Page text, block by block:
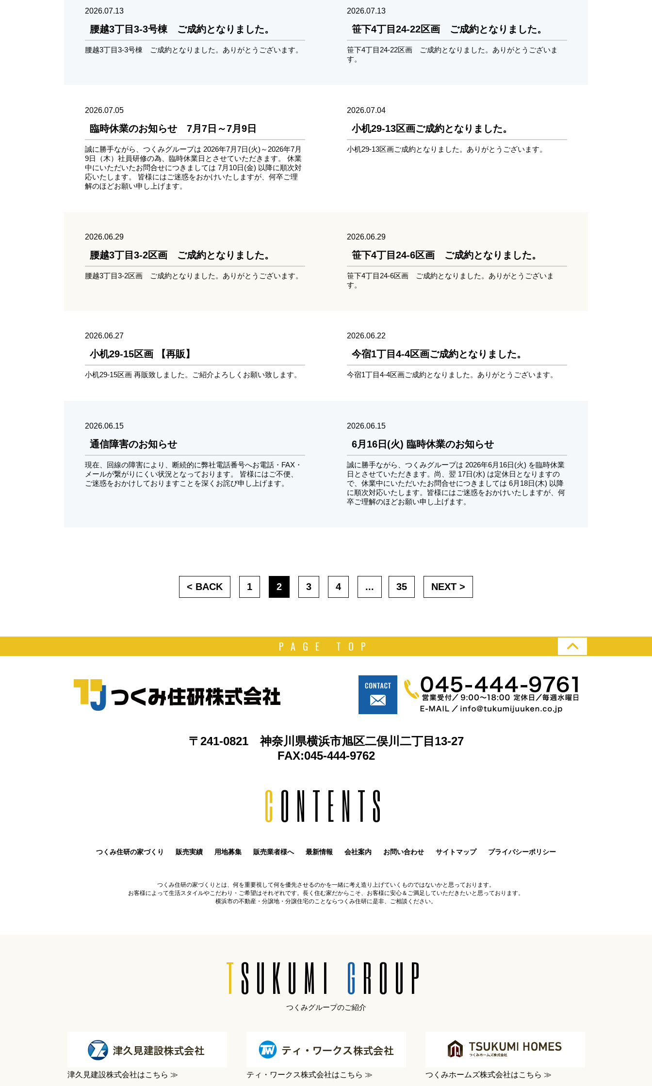
2026.07.13
腰越3丁目3-3号棟 ご成約となりました。
腰越3丁目3-3号棟 ご成約となりました。ありがとうございます。
2026.07.13
笹下4丁目24-22区画 ご成約となりました。
笹下4丁目24-22区画 ご成約となりました。ありがとうございま
す。
2026.07.05
臨時休業のお知らせ 7月7日～7月9日
誠に勝手ながら、つくみグループは 2026年7月7日(火)～2026年7月
9日（木）社員研修の為、臨時休業日とさせていただきます。 休業
中にいただいたお問合せにつきましては 7月10日(金) 以降に順次対
応いたします。ㅤㅤㅤ 皆様にはご迷惑をおかけいたしますが、何卒ご理
解のほどお願い申し上げます。
2026.07.04
小机29-13区画ご成約となりました。
小机29-13区画ご成約となりました。ありがとうございます。
2026.06.29
腰越3丁目3-2区画 ご成約となりました。
腰越3丁目3-2区画 ご成約となりました。ありがとうございます。
2026.06.29
笹下4丁目24-6区画 ご成約となりました。
笹下4丁目24-6区画 ご成約となりました。ありがとうございま
す。
2026.06.27
小机29-15区画 【再販】
小机29-15区画 再販致しました。ご紹介よろしくお願い致します。
2026.06.22
今宿1丁目4-4区画ご成約となりました。
今宿1丁目4-4区画ご成約となりました。ありがとうございます。
2026.06.15
通信障害のお知らせ
現在、回線の障害により、断続的に弊社電話番号へお電話・FAX・
メールが繋がりにくい状況となっております。 皆様にはご不便、
ご迷惑をおかけしておりますことを深くお詫び申し上げます。
2026.06.15
6月16日(火) 臨時休業のお知らせ
誠に勝手ながら、つくみグループは 2026年6月16日(火) を臨時休業
日とさせていただきます。尚、翌 17日(水) は定休日となりますの
で、休業中にいただいたお問合せにつきましては 6月18日(木) 以降
に順次対応いたします。ㅤㅤㅤ皆様にはご迷惑をおかけいたしますが、何
卒ご理解のほどお願い申し上げます。
< BACK 1 2 3 4 ... 35 NEXT >
PAGE TOP
〒241-0821 神奈川県横浜市旭区二俣川二丁目13-27
FAX:045-444-9762
CONTENTS
つくみ住研の家づくり 販売実績 用地募集 販売業者様へ 最新情報 会社案内 お問い合わせ サイトマップ プライバシーポリシー
つくみ住研の家づくりとは、何を重要視して何を優先させるのかを一緒に考え造り上げていくものではないかと思っております。
お客様によって生活スタイルやこだわり・ご希望はそれぞれです。長く住む家だからこそ、お客様に安心＆ご満足していただきたいと思っております。
横浜市の不動産・分譲地・分譲住宅のことならつくみ住研に是非、ご相談ください。
TSUKUMI GROUP
つくみグループのご紹介
津久見建設株式会社はこちら ≫ ティ・ワークス株式会社はこちら ≫ つくみホームズ株式会社はこちら ≫